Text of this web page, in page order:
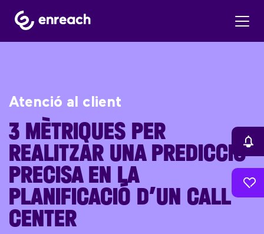
Atenció al client
3 MÈTRIQUES PER
REALITZAR UNA PREDICCIÓ
PRECISA EN LA
PLANIFICACIÓ D’UN CALL
CENTER